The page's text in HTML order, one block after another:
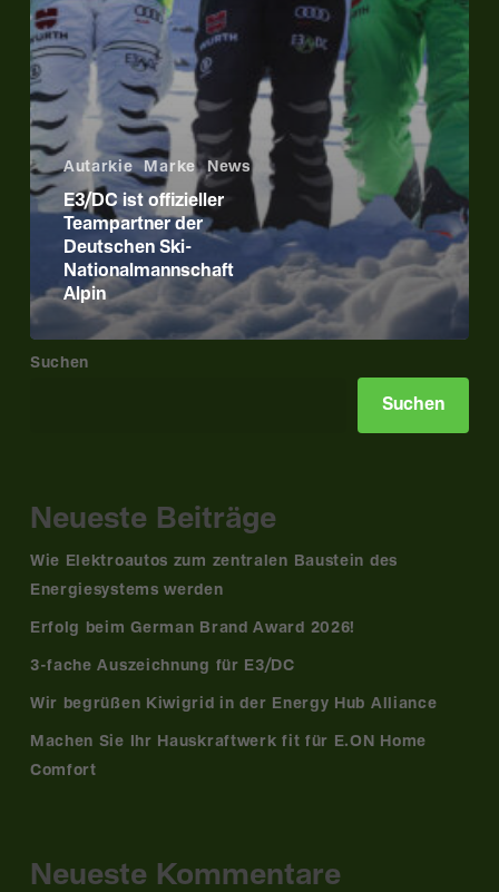
Autarkie Marke News
E3/DC ist offizieller
Teampartner der
Deutschen Ski-
Nationalmannschaft
Alpin
Suchen
Suchen
Neueste Beiträge
Wie Elektroautos zum zentralen Baustein des
Energiesystems werden
Erfolg beim German Brand Award 2026!
3-fache Auszeichnung für E3/DC
Wir begrüßen Kiwigrid in der Energy Hub Alliance
Machen Sie Ihr Hauskraftwerk fit für E.ON Home
Comfort
Neueste Kommentare